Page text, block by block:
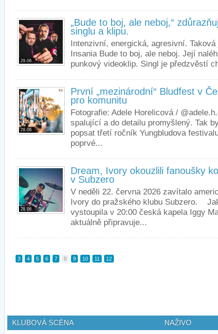
29.06.
„Bude to boj, ale neboj,“
singlu a klipu.
Intenzivní, energická, agresivní.
Insania Bude to boj, ale neboj. Její
punkový videoklip. Singl je předzvěstí
28.06.
První „mezinárodní“ Bludfest v
pro komunitu
Fotografie: Adele Horelicová /
spalující a do detailu promyšlený. Tak
popsat třetí ročník Yungbludova
poprvé...
28.06.
Dream, Ivory okouzlili fanoušky
v Subzero
V neděli 22. června 2026 zavítalo
Ivory do pražského klubu Subzero.
vystoupila v 20:00 česká kapela Iggy
aktuálně připravuje...
3 4 5 6 7 8 9 10 11 12
KLUBOVÁ SCÉNA NAŽIVO